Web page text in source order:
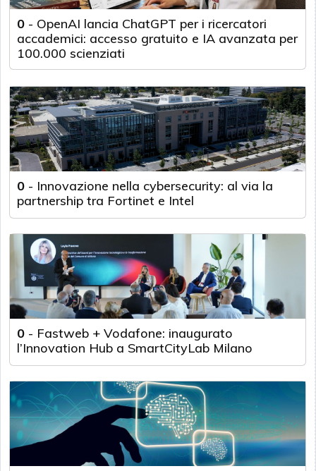
0 - OpenAI lancia ChatGPT per i ricercatori
accademici: accesso gratuito e IA avanzata per
100.000 scienziati
0 - Innovazione nella cybersecurity: al via la
partnership tra Fortinet e Intel
0 - Fastweb + Vodafone: inaugurato
l’Innovation Hub a SmartCityLab Milano